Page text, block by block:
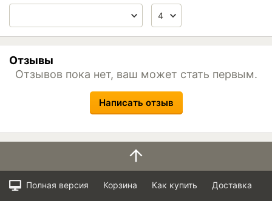
Отзывы
Отзывов пока нет, ваш может стать первым.
Написать отзыв
Полная версия Корзина Как купить Доставка